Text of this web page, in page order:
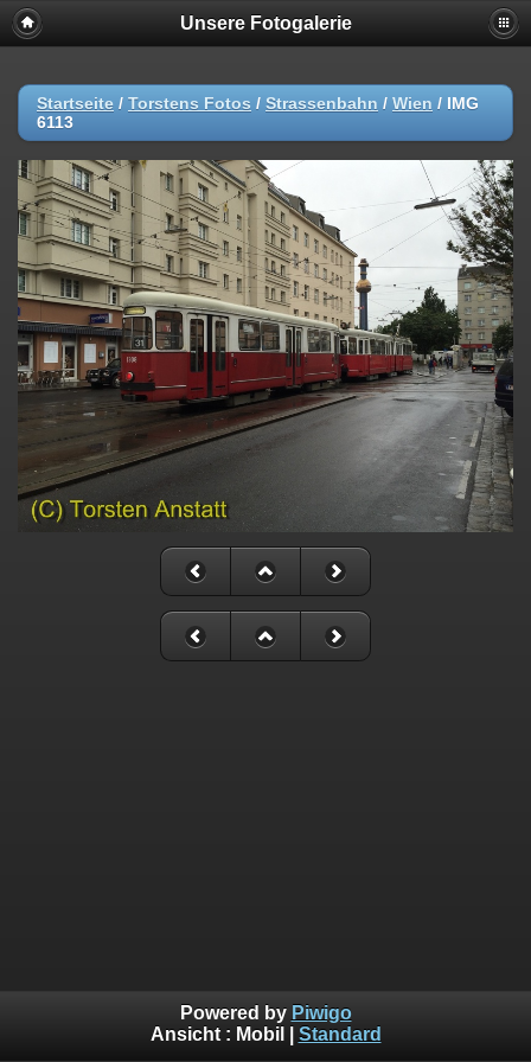
Unsere Fotogalerie
Startseite / Torstens Fotos / Strassenbahn / Wien / IMG
6113
Powered by Piwigo
Ansicht : Mobil Standard